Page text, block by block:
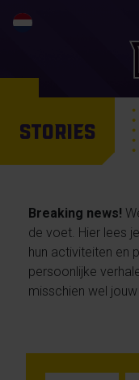
STORIES
Breaking news!
de voet. Hier lees
hun activiteiten en
persoonlijke
misschien wel